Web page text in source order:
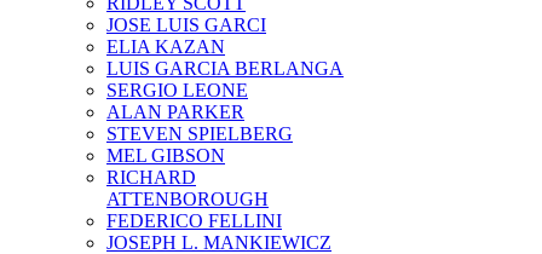
JOSE LUIS GARCI
ELIA KAZAN
LUIS GARCIA BERLANGA
SERGIO LEONE
ALAN PARKER
STEVEN SPIELBERG
MEL GIBSON
RICHARD
ATTENBOROUGH
FEDERICO FELLINI
JOSEPH L. MANKIEWICZ